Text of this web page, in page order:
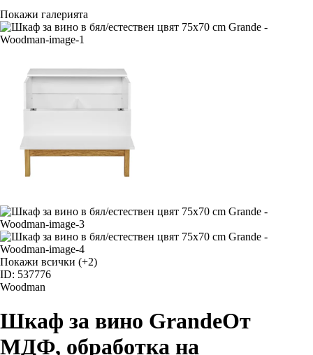
Покажи галерията
Покажи всички (+2)
ID: 537776
Woodman
Шкаф за вино GrandeОт
МДФ, oбработка на